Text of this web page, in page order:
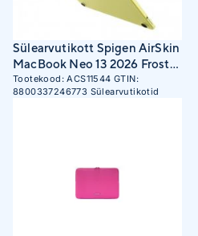
Sülearvutikott Spigen AirSkin
MacBook Neo 13 2026 Frost
Citrus Hard Shell Case
Tootekood:ACS11544 GTIN:
8800337246773 Sülearvutikotid